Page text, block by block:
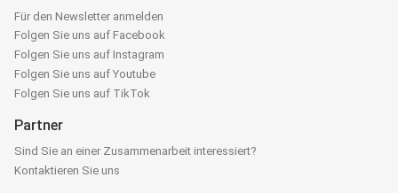
Für den Newsletter anmelden
Folgen Sie uns auf Facebook
Folgen Sie uns auf Instagram
Folgen Sie uns auf Youtube
Folgen Sie uns auf TikTok
Partner
Sind Sie an einer Zusammenarbeit interessiert?
Kontaktieren Sie uns